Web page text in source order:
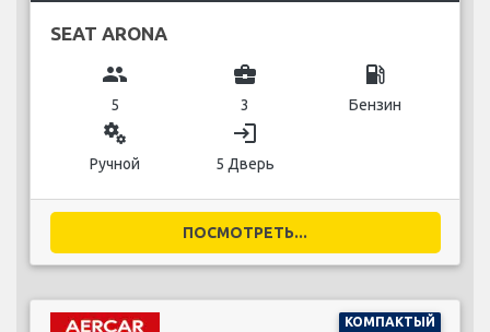
SEAT ARONA
group
5
business_center
3
local_gas_station
Бензин
miscellaneous_services
Ручной
login
5 Дверь
ПОСМОТРЕТЬ...
КОМПАКТЫЙ